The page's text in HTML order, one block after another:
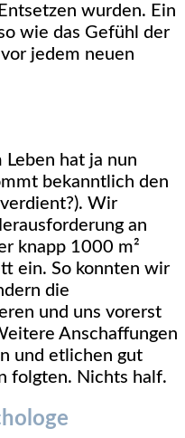
wurden. Ein
wie das Gefühl der
jedem neuen
hat ja nun
bekanntlich den
Wir
an
knapp 1000 m²
ein. So konnten wir
die
und uns vorerst
Anschaffungen
und etlichen gut
folgten. Nichts half.